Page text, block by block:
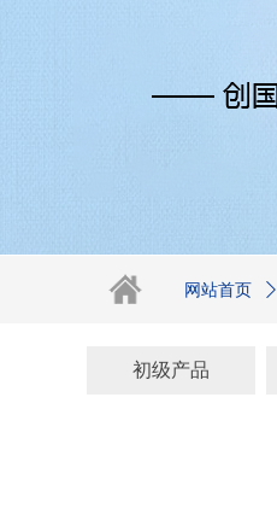
网站首页 ꄲ
初级产品